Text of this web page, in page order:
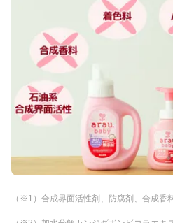
（※1）合成界面活性剤、防腐剤、合成香